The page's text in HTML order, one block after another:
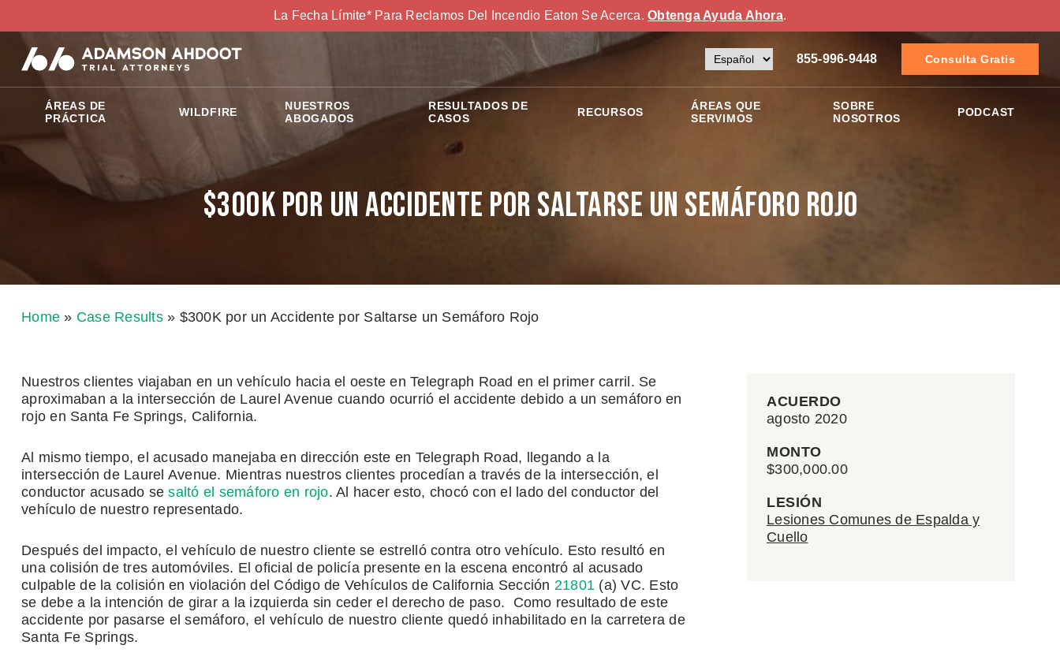
La Fecha Límite* Para Reclamos Del Incendio Eaton Se Acerca.Obtenga Ayuda Ahora.
855-996-9448 Consulta Gratis
ÁREAS DE
PRÁCTICA
WILDFIRE
NUESTROS
ABOGADOS
RESULTADOS DE
CASOS
RECURSOS
ÁREAS QUE
SERVIMOS
SOBRE
NOSOTROS
PODCAST
$300K por un Accidente por Saltarse un Semáforo Rojo
Home » Case Results» $300K por un Accidente por Saltarse un Semáforo Rojo
Nuestros clientes viajaban en un vehículo hacia el oeste en Telegraph Road en el primer carril. Se
aproximaban a la intersección de Laurel Avenue cuando ocurrió el accidente debido a un semáforo en
rojo en Santa Fe Springs, California.
Al mismo tiempo, el acusado manejaba en dirección este en Telegraph Road, llegando a la
intersección de Laurel Avenue. Mientras nuestros clientes procedían a través de la intersección, el
conductor acusado sesaltó el semáforo en rojo. Al hacer esto, chocó con el lado del conductor del
vehículo de nuestro representado.
Después del impacto, el vehículo de nuestro cliente se estrelló contra otro vehículo. Esto resultó en
una colisión de tres automóviles. El oficial de policía presente en la escena encontró al acusado
culpable de la colisión en violación del Código de Vehículos de California Sección 21801 (a) VC. Esto
se debe a la intención de girar a la izquierda sin ceder el derecho de paso. Como resultado de este
accidente por pasarse el semáforo, el vehículo de nuestro cliente quedó inhabilitado en la carretera de
Santa Fe Springs.
ACUERDO
agosto 2020
MONTO
$300,000.00
LESIÓN
Lesiones Comunes de Espalda y
Cuello